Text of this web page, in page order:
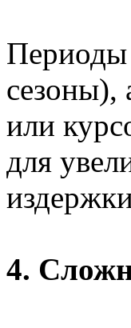
Периоды
сезоны),
или
для
4.